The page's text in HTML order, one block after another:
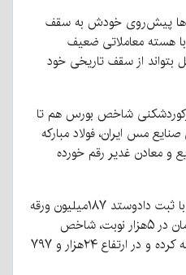
پیش‌روی خودش به سقف
هسته معاملاتی ضعیف
از سقف تاریخی خود
شاخص بورس هم تا
مس ایران، فولاد مبارکه
و معادن غدیر رقم خورده
در بازارهای فرابورس نیز تاکنون با ثبت دادوستد ۱۸۷میلیون ورقه
به‌ارزش بیش از ۶۸۶میلیارد تومان در ۵هزار نوبت، شاخص
فرابورس رشد ۷۸واحدی را تجربه کرده و در ارتفاع ۲۴هزار و ۷۹۷